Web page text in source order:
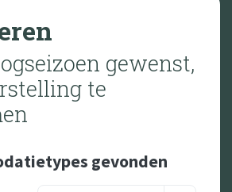
gewenst,
te
gevonden